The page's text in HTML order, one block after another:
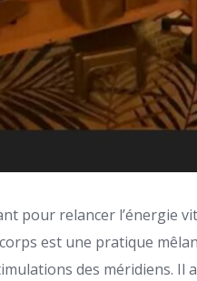
pour relancer l’énergie
est une pratique
des méridiens. Il